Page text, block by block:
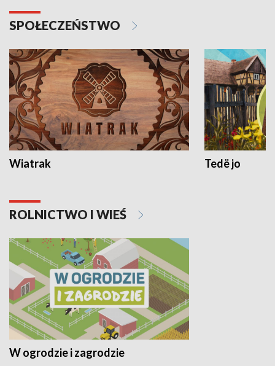
SPOŁECZEŃSTWO
Wiatrak Tedë jo
ROLNICTWO I WIEŚ
W ogrodzie i zagrodzie